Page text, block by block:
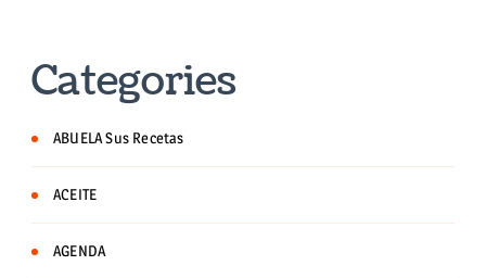
Categories
ABUELA Sus Recetas
ACEITE
AGENDA